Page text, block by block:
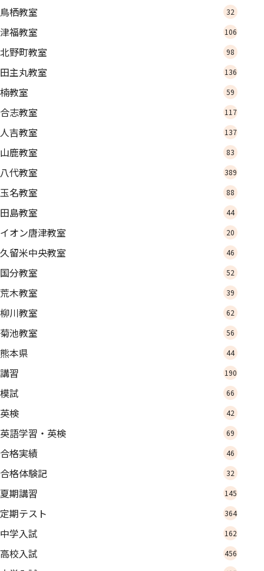
鳥栖教室 32
津福教室 106
北野町教室 98
田主丸教室 136
楠教室 59
合志教室 117
人吉教室 137
山鹿教室 83
八代教室 389
玉名教室 88
田島教室 44
イオン唐津教室 20
久留米中央教室 46
国分教室 52
荒木教室 39
柳川教室 62
菊池教室 56
熊本県 44
講習 190
模試 66
英検 42
英語学習・英検 69
合格実績 46
合格体験記 32
夏期講習 145
定期テスト 364
中学入試 162
高校入試 456